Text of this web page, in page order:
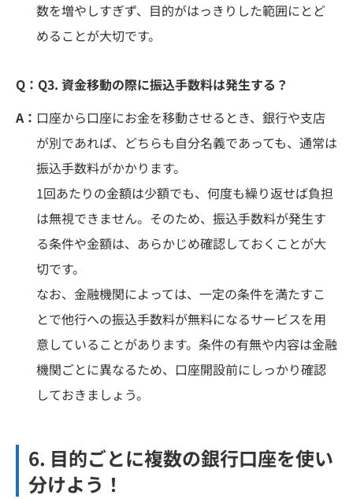
数を増やしすぎず、目的がはっきりした範囲にとど
めることが大切です。
Q： Q3. 資金移動の際に振込手数料は発生する？
A： 口座から口座にお金を移動させるとき、銀行や支店
が別であれば、どちらも自分名義であっても、通常は
振込手数料がかかります。
1回あたりの金額は少額でも、何度も繰り返せば負担
は無視できません。そのため、振込手数料が発生す
る条件や金額は、あらかじめ確認しておくことが大
切です。
なお、金融機関によっては、一定の条件を満たすこ
とで他行への振込手数料が無料になるサービスを用
意していることがあります。条件の有無や内容は金融
機関ごとに異なるため、口座開設前にしっかり確認
しておきましょう。
6. 目的ごとに複数の銀行口座を使い
分けよう！